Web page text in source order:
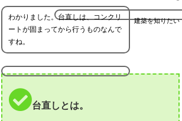
建築を知りたい
わかりました。台直しは、コンクリ
ートが固まってから行うものなんで
すね。
台直しとは。